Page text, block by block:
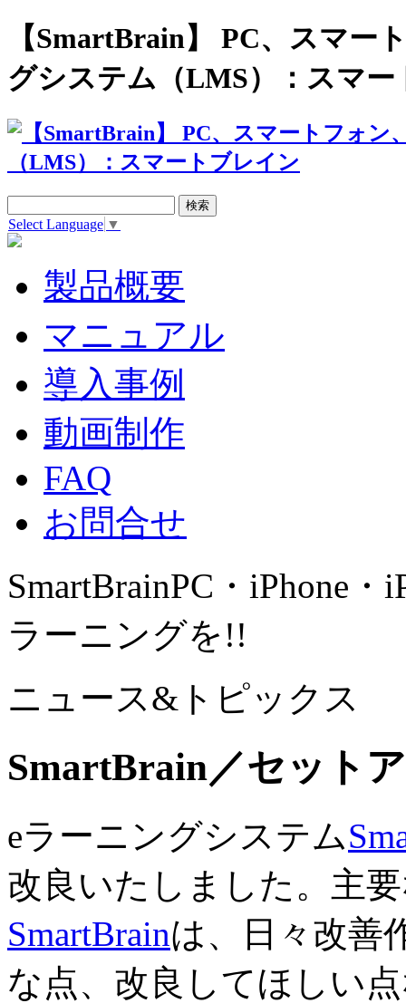
【SmartBrain】 PC、スマー
グシステム（LMS）：スマー
Select Language ▼
製品概要
マニュアル
導入事例
動画制作
FAQ
お問合せ
SmartBrainPC・iPhone・
ラーニングを!!
ニュース&トピックス
SmartBrain／セット
eラーニングシステム
改良いたしました。主
SmartBrainは、日々改善
な点、改良してほしい